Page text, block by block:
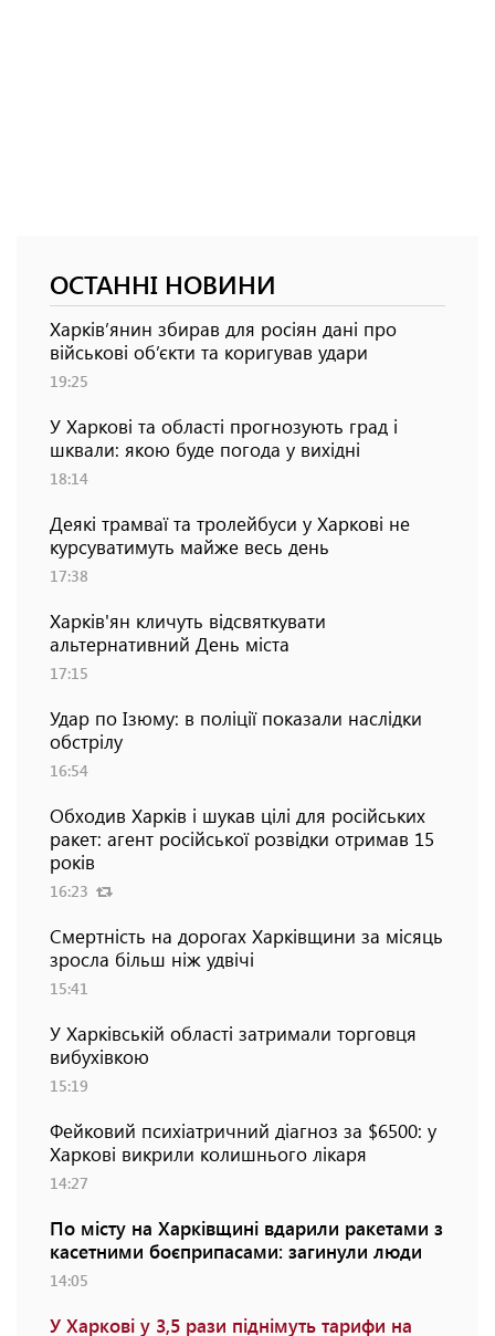
ОСТАННІ НОВИНИ
Харків’янин збирав для росіян дані про
військові об’єкти та коригував удари
19:25
У Харкові та області прогнозують град і
шквали: якою буде погода у вихідні
18:14
Деякі трамваї та тролейбуси у Харкові не
курсуватимуть майже весь день
17:38
Харків'ян кличуть відсвяткувати
альтернативний День міста
17:15
Удар по Ізюму: в поліції показали наслідки
обстрілу
16:54
Обходив Харків і шукав цілі для російських
ракет: агент російської розвідки отримав 15
років
16:23
Смертність на дорогах Харківщини за місяць
зросла більш ніж удвічі
15:41
У Харківській області затримали торговця
вибухівкою
15:19
Фейковий психіатричний діагноз за $6500: у
Харкові викрили колишнього лікаря
14:27
По місту на Харківщині вдарили ракетами з
касетними боєприпасами: загинули люди
14:05
У Харкові у 3,5 рази піднімуть тарифи на